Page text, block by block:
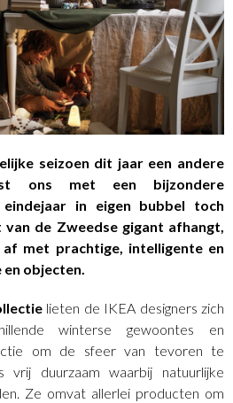
seizoen dit jaar een andere
ons met een bijzondere
in eigen bubbel toch
van de Zweedse gigant afhangt,
met prachtige, intelligente en
objecten.
lieten de IKEA designers zich
winterse gewoontes en
om de sfeer van tevoren te
duurzaam waarbij natuurlijke
Ze omvat allerlei producten om